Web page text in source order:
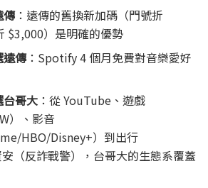
傳：遠傳的舊換新加碼（門號折
$3,000）是明確的優勢
遠傳：Spotify 4 個月免費對音樂愛好
台哥大 ：從 YouTube、遊戲
）、影音
HBO/Disney+）到出行
安（反詐戰警），台哥大的生態系覆蓋